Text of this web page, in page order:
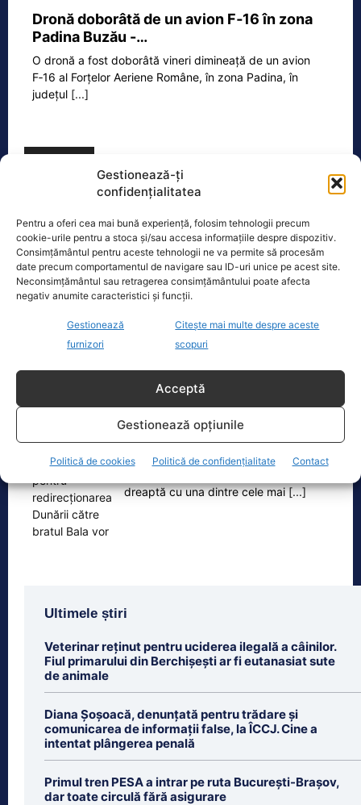
Gestionează-ți
confidențialitatea
Pentru a oferi cea mai bună experiență, folosim tehnologii precum
cookie-urile pentru a stoca și/sau accesa informațiile despre dispozitiv.
Consimțământul pentru aceste tehnologii ne va permite să procesăm
date precum comportamentul de navigare sau ID-uri unice pe acest site.
Neconsimțământul sau retragerea consimțământului poate afecta
negativ anumite caracteristici și funcții.
Gestionează
furnizori
Citește mai multe despre aceste
scopuri
Acceptă
Gestionează opțiunile
Politică de cookies Politică de confidențialitate Contact
Dronă doborâtă de un avion F‑16 în zona
Padina Buzău -…
O dronă a fost doborâtă vineri dimineață de un avion
F‑16 al Forțelor Aeriene Române, în zona Padina, în
județul [...]
Ponta: Bolojan poate să reducă
cheltuielile şi dacă nu mai trimite…
Fostul premier Victor Ponta a făcut o
serie de comentarii referitoare la
situația energetică a României. „Ideea
e următoarea. Oprești
[...]
Cele 4 barje pentru redirecționarea Dunării către brațul
Cele 4 barje vor fi scufundate vineri, 7
dreaptă cu una dintre cele mai[...]
Ultimele știri
Veterinar reținut pentru uciderea ilegală a câinilor.
Fiul primarului din Berchișești ar fi eutanasiat sute
de animale
Diana Șoșoacă, denunțată pentru trădare și
comunicarea de informații false, la ÎCCJ. Cine a
intentat plângerea penală
Primul tren PESA a intrar pe ruta București-Brașov,
dar toate circulă fără asigurare